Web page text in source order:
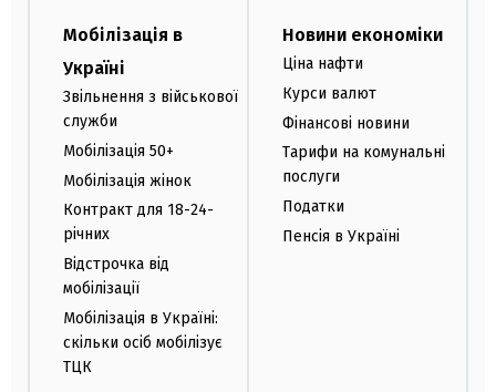
Мобілізація в
Україні
Звільнення з військової
служби
Мобілізація 50+
Мобілізація жінок
Контракт для 18-24-
річних
Відстрочка від
мобілізації
Мобілізація в Україні:
скільки осіб мобілізує
ТЦК
Новини економіки
Ціна нафти
Курси валют
Фінансові новини
Тарифи на комунальні
послуги
Податки
Пенсія в Україні